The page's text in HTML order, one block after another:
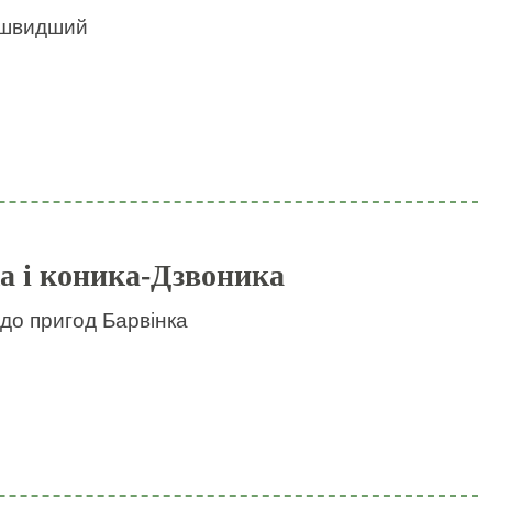
і коника-Дзвоника
пригод Барвінка